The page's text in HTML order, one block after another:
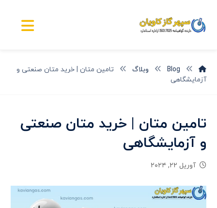
Blog وبلاگ
تامین متان | خرید متان صنعتی و
آزمایشگاهی
تامین متان | خرید متان صنعتی
و آزمایشگاهی
آوریل ۲۲, ۲۰۲۴